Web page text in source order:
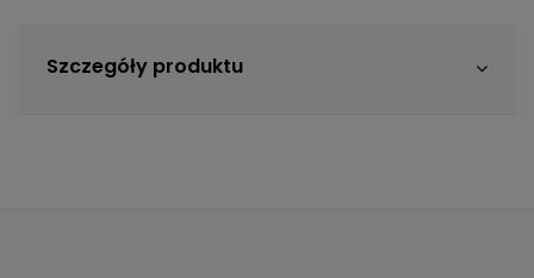
Szczegóły produktu